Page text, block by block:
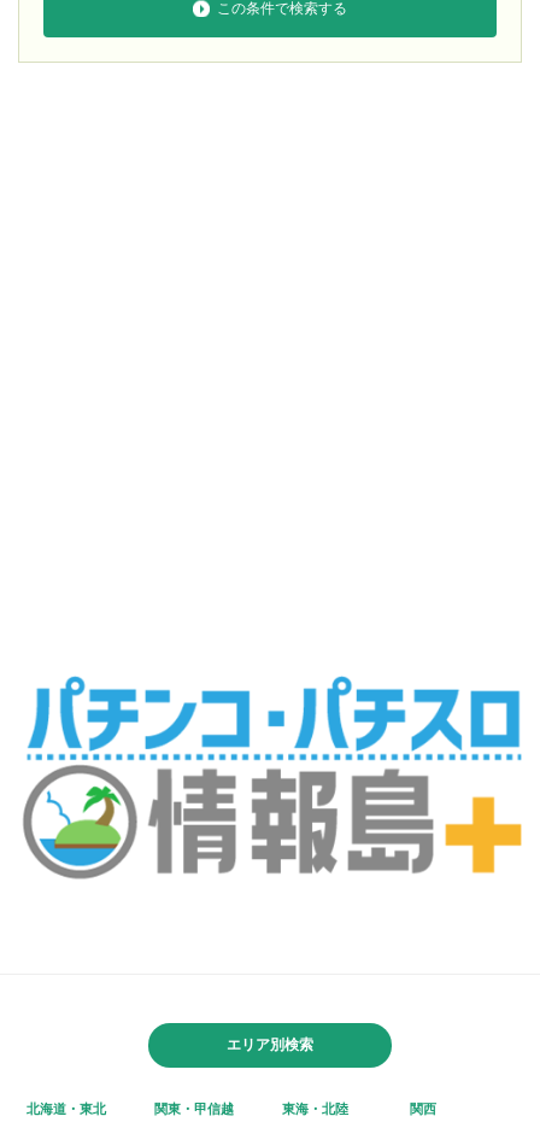
この条件で検索する
エリア別検索
北海道・東北 関東・甲信越 東海・北陸 関西